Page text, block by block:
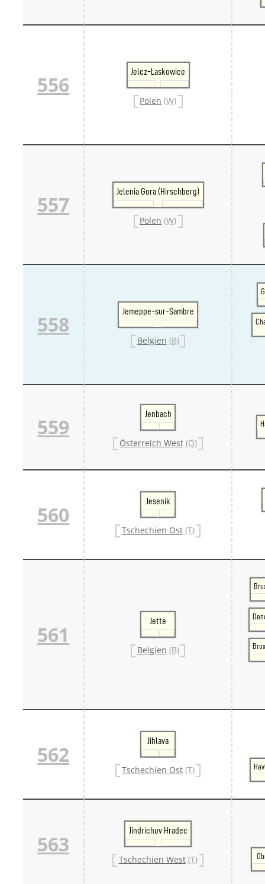
556
Jelcz-Laskowice
Polen (W)
557
Jelenia Gora (Hirschberg)
Polen (W)
558
Jemeppe-sur-Sambre
Belgien (B)
559
Jenbach
Österreich West (Ö)
560
Jesenik
Tschechien Ost (T)
561
Jette
Belgien (B)
562
Jihlava
Tschechien Ost (T)
563
Jindrichuv Hradec
Tschechien West (T)